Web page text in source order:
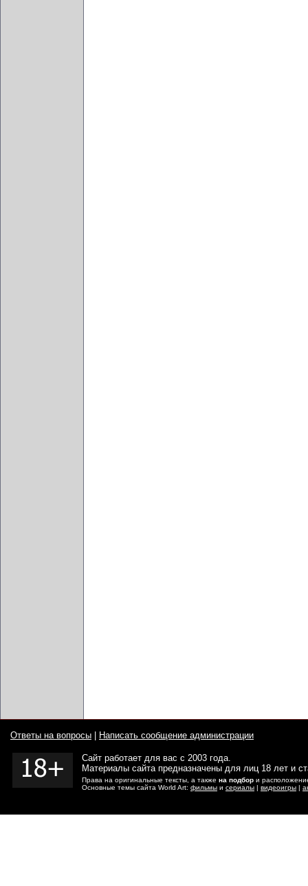
Ответы на вопросы Написать сообщение администрации
Сайт работает для вас с 2003 года.
Материалы сайта предназначены для лиц 18 лет и
Права на оригинальные тексты, а также на подбор и
Основные темы сайта World Art: фильмы и сериалы | видеоигры |